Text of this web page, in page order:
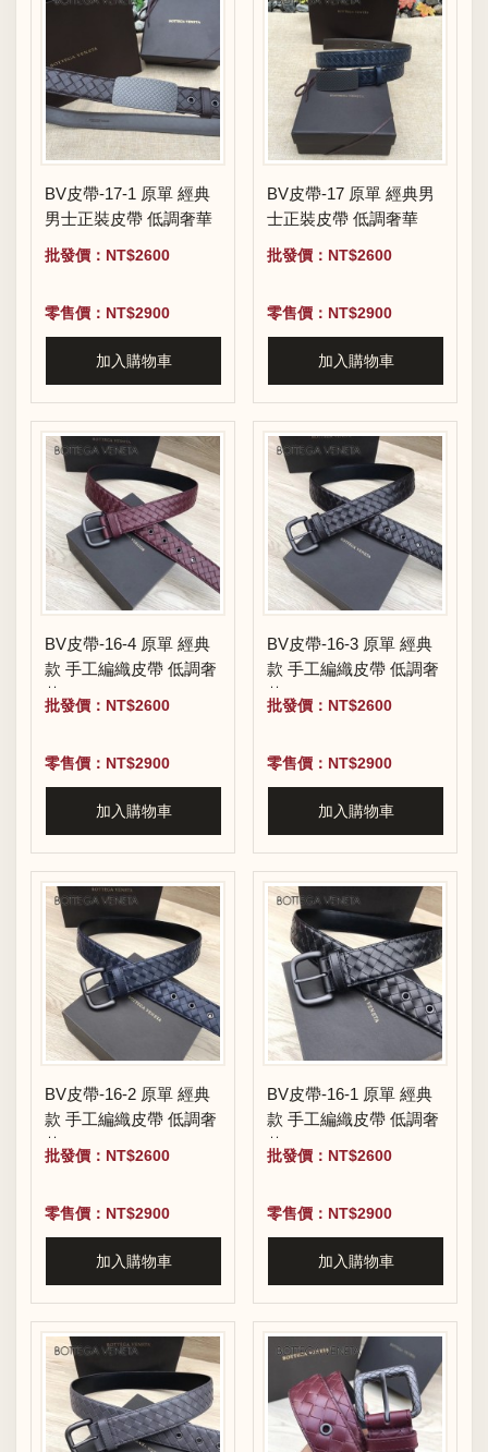
BV皮帶-17-1 原單 經典
男士正裝皮帶 低調奢華
批發價：NT$2600
零售價：NT$2900
加入購物車
BV皮帶-17 原單 經典男
士正裝皮帶 低調奢華
批發價：NT$2600
零售價：NT$2900
加入購物車
BV皮帶-16-4 原單 經典
款 手工編織皮帶 低調奢
華
批發價：NT$2600
零售價：NT$2900
加入購物車
BV皮帶-16-3 原單 經典
款 手工編織皮帶 低調奢
華
批發價：NT$2600
零售價：NT$2900
加入購物車
BV皮帶-16-2 原單 經典
款 手工編織皮帶 低調奢
華
批發價：NT$2600
零售價：NT$2900
加入購物車
BV皮帶-16-1 原單 經典
款 手工編織皮帶 低調奢
華
批發價：NT$2600
零售價：NT$2900
加入購物車